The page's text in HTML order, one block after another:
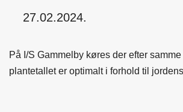
27.02.2024.
På I/S Gammelby køres der efter
så plantetallet er optimalt i forhold til